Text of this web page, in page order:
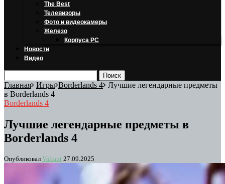
The Best
Телевизоры
Фото и видеокамеры
Железо
Корпуса PC
Новости
Видео
Главная Игры Borderlands 4 Лучшие легендарные предметы
в Borderlands 4
Borderlands 4
Лучшие легендарные предметы в
Borderlands 4
Опубликовал Valiant 27.09.2025